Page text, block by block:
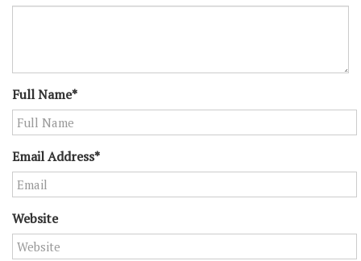
Full Name*
Email Address*
Website